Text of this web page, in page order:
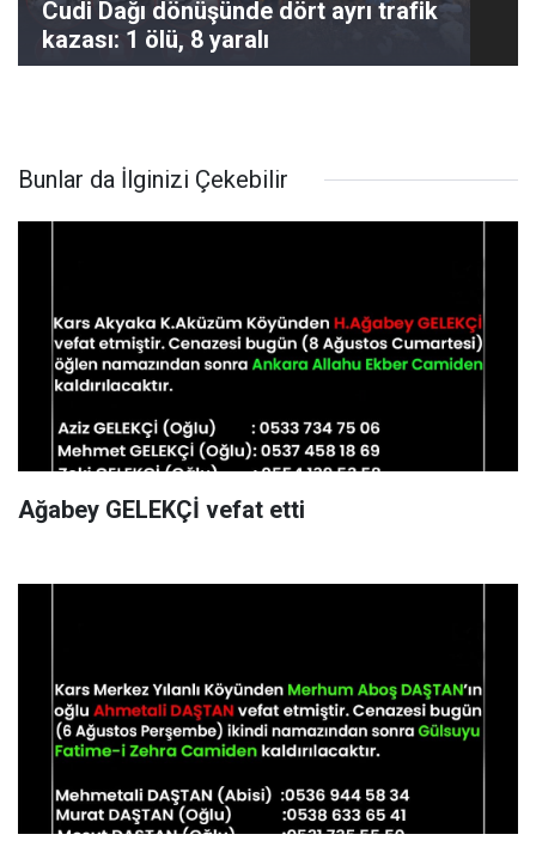
Cudi Dağı dönüşünde dört ayrı trafik
kazası: 1 ölü, 8 yaralı
Bunlar da İlginizi Çekebilir
Ağabey GELEKÇİ vefat etti